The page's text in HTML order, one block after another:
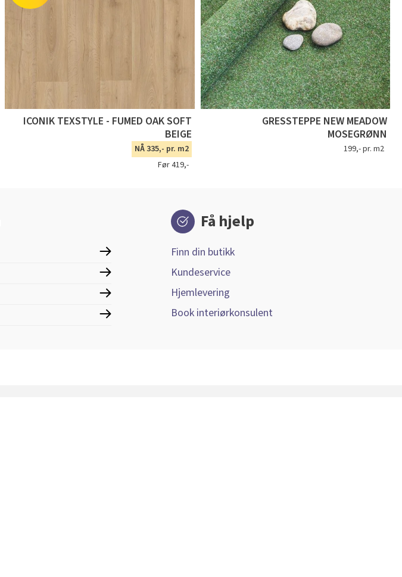
ICONIK TEXSTYLE - FUMED OAK SOFT
BEIGE
NÅ 335,- pr. m2
Før 419,-
GRESSTEPPE NEW MEADOW
MOSEGRØNN
199,- pr. m2
Få hjelp
Finn din butikk
Kundeservice
Hjemlevering
Book interiørkonsulent